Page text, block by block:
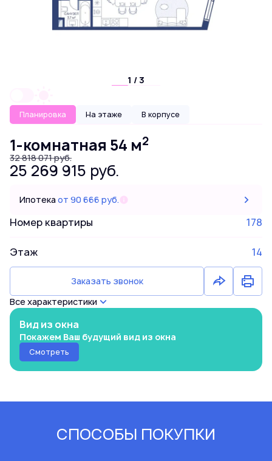
1 / 3
Планировка На этаже В корпусе
1-комнатная 54 м2
32 818 071 руб.
25 269 915 руб.
Ипотекаот 90 666 руб.
Номер квартиры 178
Этаж 14
Заказать звонок
Все характеристики
Вид из окна
Покажем Ваш будущий вид из окна
Смотреть
СПОСОБЫ ПОКУПКИ